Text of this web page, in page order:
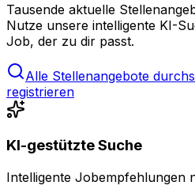
Tausende aktuelle
Nutze unsere intelligente KI-
Job, der zu dir passt.
Alle Stellenangebote
registrieren
KI-gestützte Suche
Intelligente Jobempfehlungen